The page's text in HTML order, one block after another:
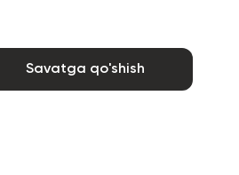
Savatga qo'shish